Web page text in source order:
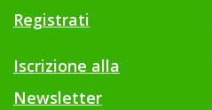
Registrati
Iscrizione alla
Newsletter